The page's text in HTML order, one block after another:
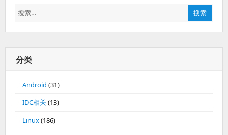
搜
索：
搜索
分类
Android (31)
IDC相关(13)
Linux(186)